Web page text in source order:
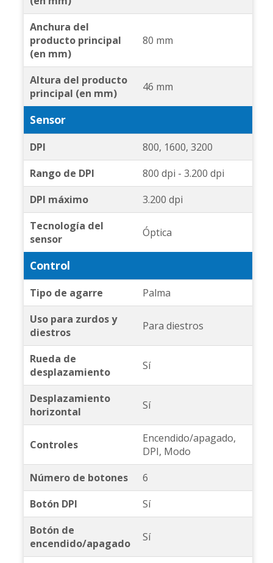
Anchura del
producto principal
(en mm)
80 mm
Altura del producto
principal (en mm)
46 mm
Sensor
DPI
800, 1600, 3200
Rango de DPI
800 dpi - 3.200 dpi
DPI máximo
3.200 dpi
Tecnología del
sensor
Óptica
Control
Tipo de agarre
Palma
Uso para zurdos y
diestros
Para diestros
Rueda de
desplazamiento
Sí
Desplazamiento
horizontal
Sí
Controles
Encendido/apagado,
DPI, Modo
Número de botones
6
Botón DPI
Sí
Botón de
encendido/apagado
Sí